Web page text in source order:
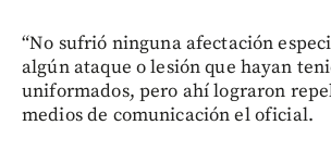
“No sufrió ninguna afectación
algún ataque o lesión que hayan
uniformados, pero ahí lograron
medios de comunicación el oficial.